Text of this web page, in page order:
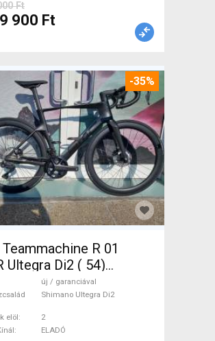
Ft
900 Ft
-35%
R 01
Ultegra Di2 ( 54)
Shimano Ultegra
új / garanciával
új / garanciával
Shimano Ultegra Di2
elöl
2
ELADÓ